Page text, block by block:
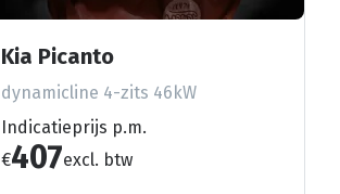
Kia Picanto
dynamicline 4-zits 46kW
Indicatieprijs p.m.
€407excl. btw